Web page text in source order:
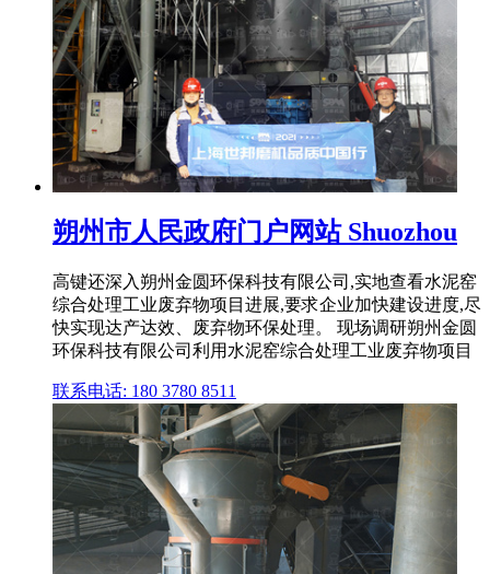
朔州市人民政府门户网站 Shuozhou
高键还深入朔州金圆环保科技有限公司,实地查看水泥窑
综合处理工业废弃物项目进展,要求企业加快建设进度,尽
快实现达产达效、废弃物环保处理。 现场调研朔州金圆
环保科技有限公司利用水泥窑综合处理工业废弃物项目
联系电话: 180 3780 8511